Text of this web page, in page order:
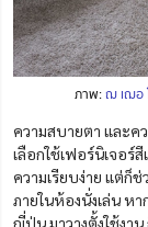
ภาพ:ฌ เฌอ
ความสบายตา และค
เลือกใช้เฟอร์นิเจอร์
ความเรียบง่าย แต่ก็
ภายในห้องนั่งเล่น หา
ญี่ปุ่น มาวางตั้งใช้งา